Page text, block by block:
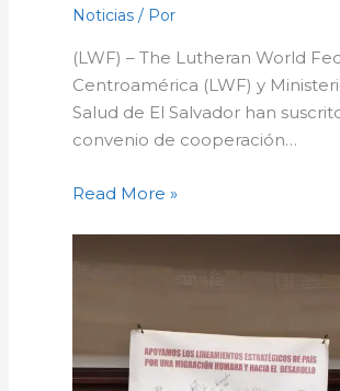
Noticias/ Por
(LWF) – The Lutheran World
Centroamérica (LWF) y
Salud de El Salvador han
convenio de cooperación…
Read More »